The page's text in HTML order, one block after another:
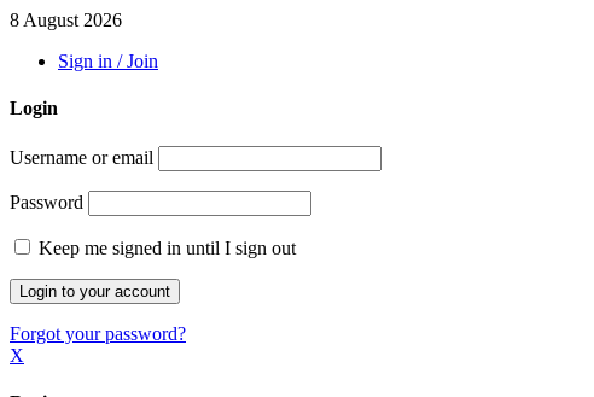
8 August 2026
Sign in / Join
Login
Username or email
Password
Keep me signed in until I sign out
Forgot your password?
X